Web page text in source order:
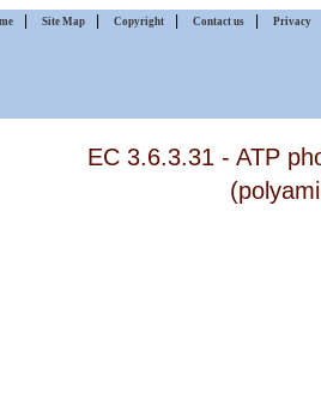
Site Map Copyright Contact us Privacy
EC 3.6.3.31 - ATP